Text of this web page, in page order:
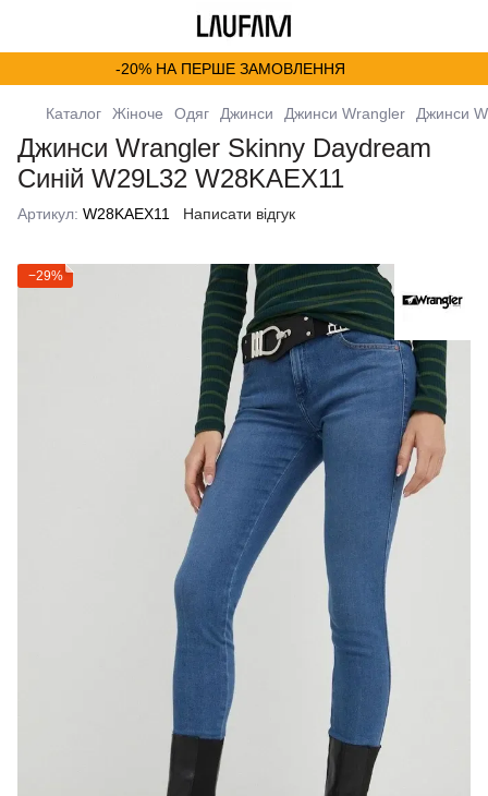
-20% НА ПЕРШЕ ЗАМОВЛЕННЯ
Каталог Жіноче Одяг Джинси Джинси Wrangler Джинси
Джинси Wrangler Skinny Daydream
Синій W29L32 W28KAEX11
Артикул: W28KAEX11 Написати відгук
−29%